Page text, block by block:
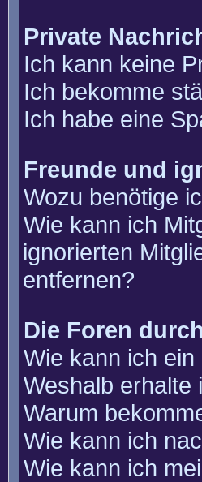
Private
Ich kann keine
Ich bekomme
Ich habe eine
Freunde und
Wozu benötige
Wie kann ich
ignorierten
entfernen?
Die Foren
Wie kann ich
Weshalb erhalte
Warum
Wie kann ich
Wie kann ich